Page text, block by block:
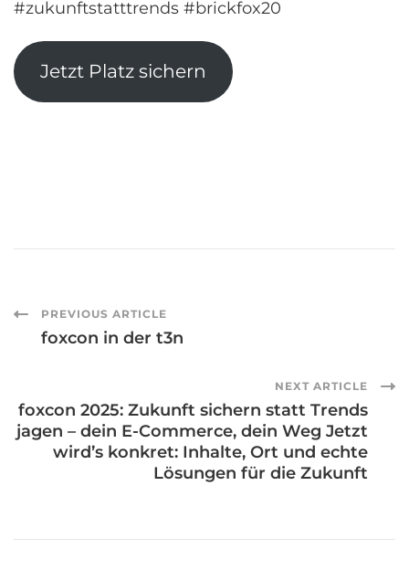
#zukunftstatttrends #brickfox20
Jetzt Platz sichern
Post
PREVIOUS ARTICLE
foxcon in der t3n
NEXT ARTICLE
foxcon 2025: Zukunft sichern statt Trends
jagen – dein E-Commerce, dein Weg Jetzt
wird’s konkret: Inhalte, Ort und echte
Lösungen für die Zukunft